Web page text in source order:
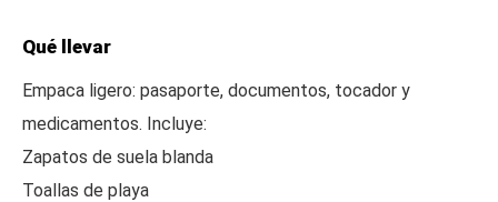
Qué llevar
Empaca ligero: pasaporte, documentos, tocador y
medicamentos. Incluye:
Zapatos de suela blanda
Toallas de playa